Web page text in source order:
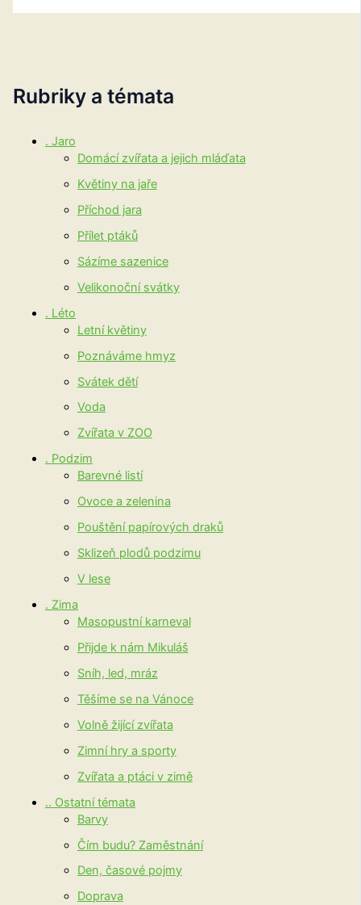
Rubriky a témata
. Jaro
Domácí zvířata a jejich mláďata
Květiny na jaře
Příchod jara
Přílet ptáků
Sázíme sazenice
Velikonoční svátky
. Léto
Letní květiny
Poznáváme hmyz
Svátek dětí
Voda
Zvířata v ZOO
. Podzim
Barevné listí
Ovoce a zelenina
Pouštění papírových draků
Sklizeň plodů podzimu
V lese
. Zima
Masopustní karneval
Přijde k nám Mikuláš
Sníh, led, mráz
Těšíme se na Vánoce
Volně žijící zvířata
Zimní hry a sporty
Zvířata a ptáci v zimě
.. Ostatní témata
Barvy
Čím budu? Zaměstnání
Den, časové pojmy
Doprava